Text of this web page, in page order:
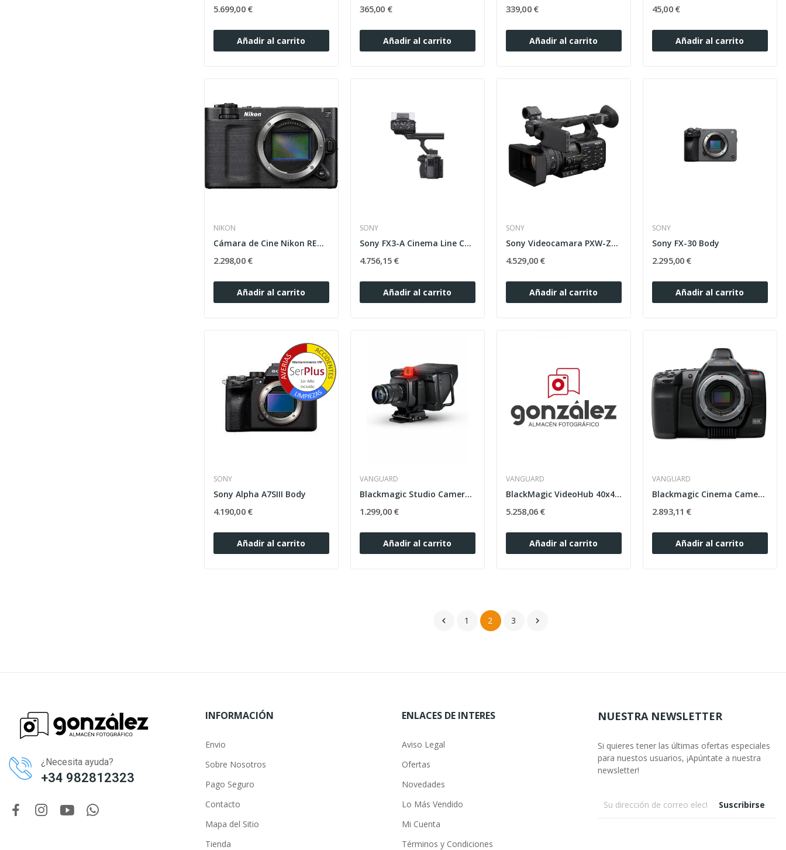
5.699,00 €
Añadir al carrito
365,00 €
Añadir al carrito
339,00 €
Añadir al carrito
45,00 €
Añadir al carrito
NIKON
Cámara de Cine Nikon RED ZR Cuerpo
2.298,00 €
Añadir al carrito
SONY
Sony FX3-A Cinema Line Cámara Full Frame 4K XLR
4.756,15 €
Añadir al carrito
SONY
Sony Videocamara PXW-Z200
4.529,00 €
Añadir al carrito
SONY
Sony FX-30 Body
2.295,00 €
Añadir al carrito
SONY
Sony Alpha A7SIII Body
4.190,00 €
Añadir al carrito
VANGUARD
Blackmagic Studio Camera 4K Plus G2
1.299,00 €
Añadir al carrito
VANGUARD
BlackMagic VideoHub 40x40 12G
5.258,06 €
Añadir al carrito
VANGUARD
Blackmagic Cinema Camera 6K Montura L. Full Frame
2.893,11 €
Añadir al carrito
 1 2 3 
¿Necesita ayuda?
+34 982812323
INFORMACIÓN
Envio
Sobre Nosotros
Pago Seguro
Contacto
Mapa del Sitio
Tienda
ENLACES DE INTERES
Aviso Legal
Ofertas
Novedades
Lo Más Vendido
Mi Cuenta
Términos y Condiciones
NUESTRA NEWSLETTER
Si quieres tener las últimas ofertas especiales
para nuestos usuarios, ¡Apúntate a nuestra
newsletter!
Suscribirse